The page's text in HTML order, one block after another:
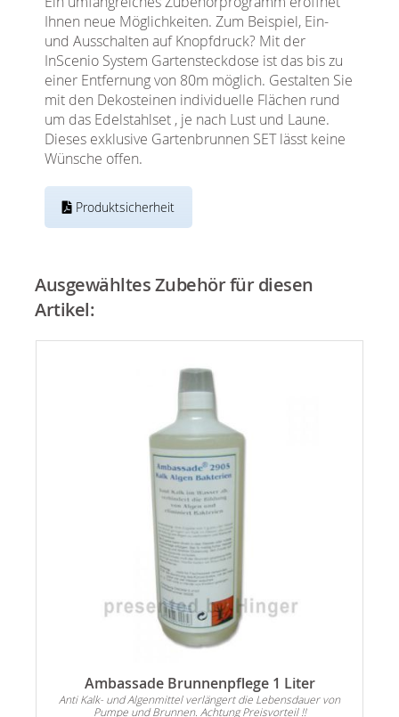
Ihnen neue Möglichkeiten. Zum Beispiel, Ein-
und Ausschalten auf Knopfdruck? Mit der
InScenio System Gartensteckdose ist das bis zu
einer Entfernung von 80m möglich. Gestalten Sie
mit den Dekosteinen individuelle Flächen rund
um das Edelstahlset , je nach Lust und Laune.
Dieses exklusive Gartenbrunnen SET lässt keine
Wünsche offen.
Produktsicherheit
Ausgewähltes Zubehör für diesen
Artikel:
Ambassade Brunnenpflege 1 Liter
Anti Kalk- und Algenmittel verlängert die Lebensdauer von
Pumpe und Brunnen. Achtung Preisvorteil !!